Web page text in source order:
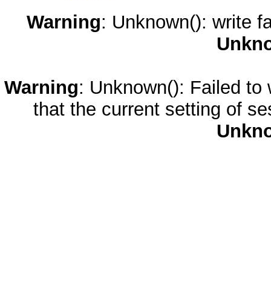
Warning: Unknown(): write
Warning: Unknown(): Failed
that the current setting of